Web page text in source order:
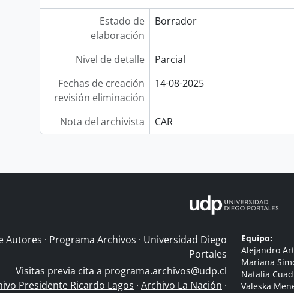
Estado de
elaboración
Borrador
Nivel de detalle
Parcial
Fechas de creación
revisión eliminación
14-08-2025
Nota del archivista CAR
Autores · Programa Archivos · Universidad Diego
Portales
Visitas previa cita a programa.archivos@udp.cl
Presidente Ricardo Lagos · Archivo La Nación ·
Equipo:
Alejandro
Mariana
Natalia
Valeska